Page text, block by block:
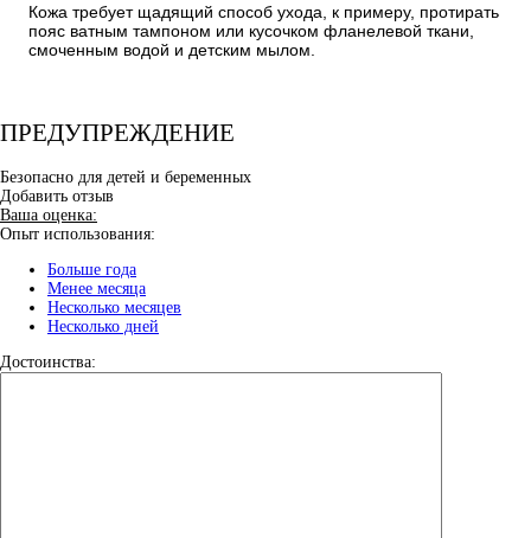
Кожа требует щадящий способ ухода, к примеру, протирать
пояс ватным тампоном или кусочком фланелевой ткани,
смоченным водой и детским мылом.
ПРЕДУПРЕЖДЕНИЕ
Безопасно для детей и беременных
Добавить отзыв
Ваша оценка:
Опыт использования:
Больше года
Менее месяца
Несколько месяцев
Несколько дней
Достоинства: